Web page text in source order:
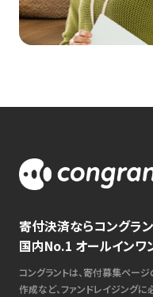
寄付決済ならコングラ
国内No.1 オールインワ
コングラントは、寄付募集ペー
作成など、ファンドレイジング